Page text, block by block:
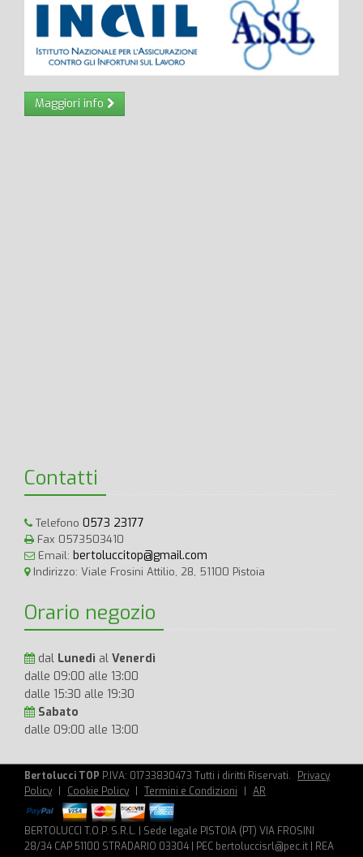
Maggiori info
Contatti
Telefono 0573 23177
Fax 0573503410
Email: bertoluccitop@gmail.com
Indirizzo: Viale Frosini Attilio, 28, 51100 Pistoia
Orario negozio
dal Lunedì al Venerdì
dalle 09:00 alle 13:00
dalle 15:30 alle 19:30
Sabato
dalle 09:00 alle 13:00
Bertolucci TOP P.IVA: 01733830473 Tutti i diritti Riservati.
Privacy
Policy
Cookie Policy Termini e Condizioni AR
BERTOLUCCI T.O.P. S.R.L. | Sede legale PISTOIA (PT) VIA FROSINI
28/34 CAP 51100 STRADARIO 03304 | PEC bertoluccisrl@pec.it | REA